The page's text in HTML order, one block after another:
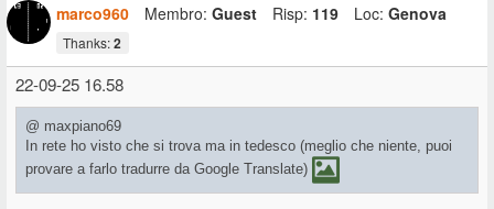
marco960 Membro: Guest Risp: 119 Loc: Genova
Thanks:2
22-09-25 16.58
@ maxpiano69
In rete ho visto che si trova ma in tedesco (meglio che niente, puoi
provare a farlo tradurre da Google Translate)